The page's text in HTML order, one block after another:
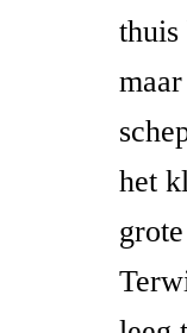
thuis
het